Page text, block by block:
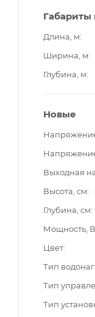
Габариты
Длина, м
Ширина, м
Глубина, м
Новые
Выходная
Высота, см
Глубина, см
Мощность,
Цвет
Тип
Тип
Тип